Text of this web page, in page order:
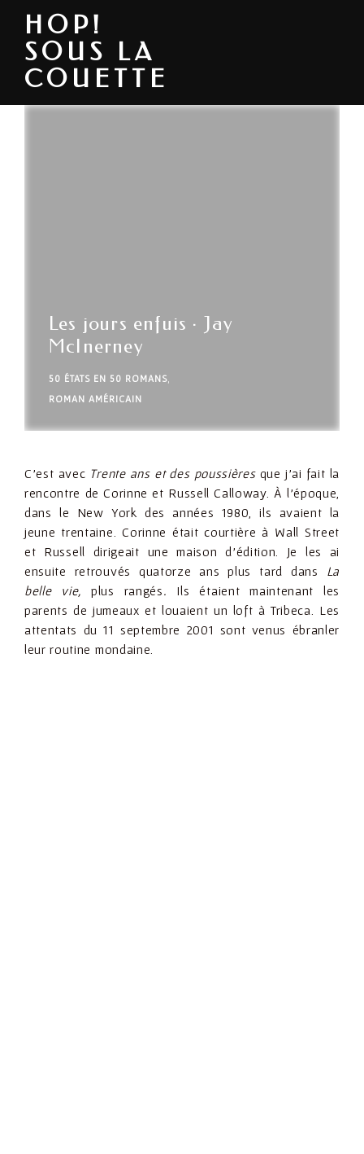
HOP!
SOUS LA
COUETTE
Les jours enfuis · Jay
McInerney
50 ÉTATS EN 50 ROMANS
ROMAN AMÉRICAIN
C’est avec Trente ans et des poussières que j’ai fait la
rencontre de Corinne et Russell Calloway. À l’époque,
dans le New York des années 1980, ils avaient la
jeune trentaine. Corinne était courtière à Wall Street
et Russell dirigeait une maison d’édition. Je les ai
ensuite retrouvés quatorze ans plus tard dans La
belle vie,plus rangés. Ils étaient maintenant les
parents de jumeaux et louaient un loft à Tribeca. Les
attentats du 11 septembre 2001 sont venus ébranler
leur routine mondaine.